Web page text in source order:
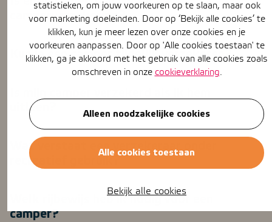
statistieken, om jouw voorkeuren op te slaan, maar ook
voor marketing doeleinden. Door op ‘Bekijk alle cookies’ te
klikken, kun je meer lezen over onze cookies en je
voorkeuren aanpassen. Door op 'Alle cookies toestaan' te
klikken, ga je akkoord met het gebruik van alle cookies zoals
omschreven in onze cookieverklaring.
Alleen noodzakelijke cookies
Alle cookies toestaan
Bekijk alle cookies
camperverzekering?
Kun je een camper tijdelijk verzekeren?
uitleen?
Wat verstaat een verzekeraar onder
recreatief gebruik?
Welk rijbewijs heb ik nodig voor een
camper?